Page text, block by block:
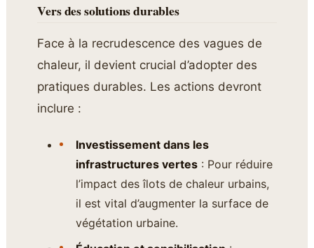
Vers des solutions durables
Face à la recrudescence des vagues de
chaleur, il devient crucial d’adopter des
pratiques durables. Les actions devront
inclure :
Investissement dans les
infrastructures vertes: Pour réduire
l’impact des îlots de chaleur urbains,
il est vital d’augmenter la surface de
végétation urbaine.